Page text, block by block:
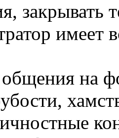
закрывать
имеет
на